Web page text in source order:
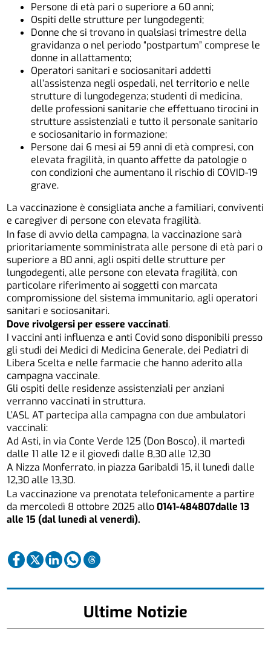
Persone di età pari o superiore a 60 anni;
Ospiti delle strutture per lungodegenti;
Donne che si trovano in qualsiasi trimestre della
gravidanza o nel periodo “postpartum” comprese le
donne in allattamento;
Operatori sanitari e sociosanitari addetti
all’assistenza negli ospedali, nel territorio e nelle
strutture di lungodegenza; studenti di medicina,
delle professioni sanitarie che effettuano tirocini in
strutture assistenziali e tutto il personale sanitario
e sociosanitario in formazione;
Persone dai 6 mesi ai 59 anni di età compresi, con
elevata fragilità, in quanto affette da patologie o
con condizioni che aumentano il rischio di COVID-19
grave.
La vaccinazione è consigliata anche a familiari, conviventi
e caregiver di persone con elevata fragilità.
In fase di avvio della campagna, la vaccinazione sarà
prioritariamente somministrata alle persone di età pari o
superiore a 80 anni, agli ospiti delle strutture per
lungodegenti, alle persone con elevata fragilità, con
particolare riferimento ai soggetti con marcata
compromissione del sistema immunitario, agli operatori
sanitari e sociosanitari.
Dove rivolgersi per essere vaccinati.
I vaccini anti influenza e anti Covid sono disponibili presso
gli studi dei Medici di Medicina Generale, dei Pediatri di
Libera Scelta e nelle farmacie che hanno aderito alla
campagna vaccinale.
Gli ospiti delle residenze assistenziali per anziani
verranno vaccinati in struttura.
L’ASL AT partecipa alla campagna con due ambulatori
vaccinali:
Ad Asti, in via Conte Verde 125 (Don Bosco), il martedì
dalle 11 alle 12 e il giovedì dalle 8,30 alle 12,30
A Nizza Monferrato, in piazza Garibaldi 15, il lunedì dalle
12,30 alle 13,30.
La vaccinazione va prenotata telefonicamente a partire
da mercoledì 8 ottobre 2025 allo0141-484807dalle 13
alle 15 (dal lunedì al venerdì).
Ultime Notizie